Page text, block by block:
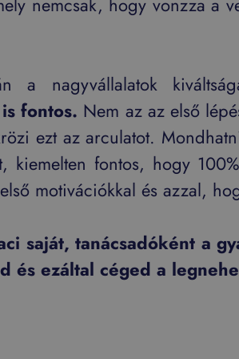
a nagyvállalatok
fontos. Nem az az első
ezt az arculatot.
fontos, hogy
motivációkkal és azzal,
saját, tanácsadóként a
és ezáltal céged a